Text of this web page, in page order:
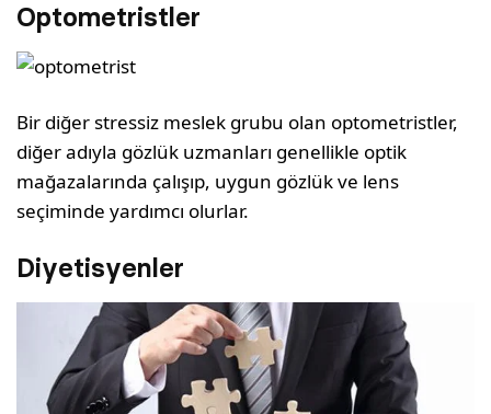
Optometristler
Bir diğer stressiz meslek grubu olan optometristler,
diğer adıyla gözlük uzmanları genellikle optik
mağazalarında çalışıp, uygun gözlük ve lens
seçiminde yardımcı olurlar.
Diyetisyenler